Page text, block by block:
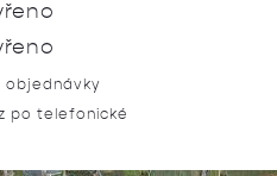
objednávky
po telefonické